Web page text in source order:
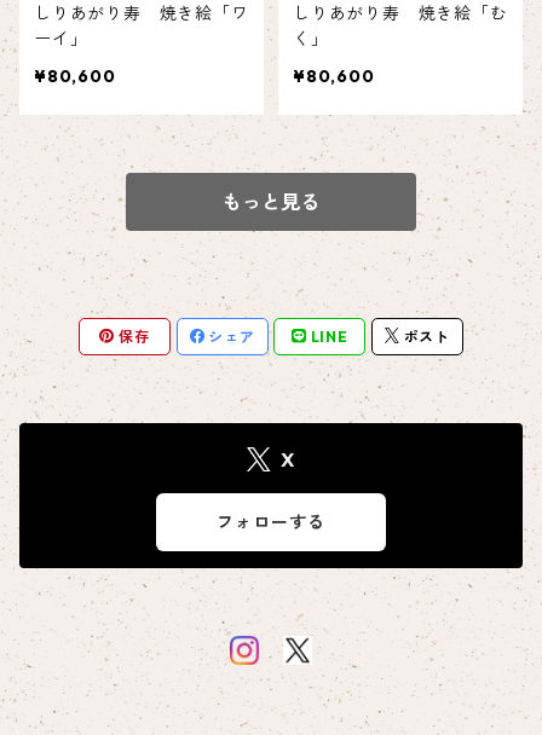
しりあがり寿 焼き絵「ワ
ーイ」
¥80,600
しりあがり寿 焼き絵「む
く」
¥80,600
もっと見る
保存 シェア LINE ポスト
X
フォローする